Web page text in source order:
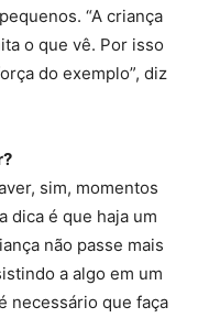
“A criança
o que vê. Por isso
do exemplo”, diz
sim, momentos
dica é que haja um
não passe mais
a algo em um
necessário que faça